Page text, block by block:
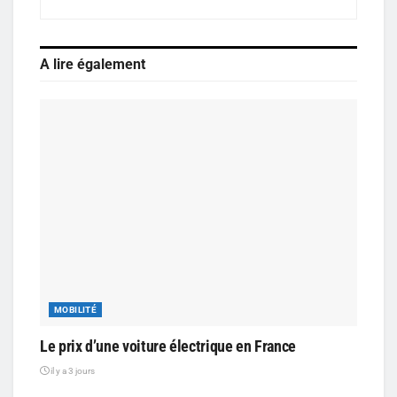
A lire également
MOBILITÉ
Le prix d’une voiture électrique en France
il y a 3 jours